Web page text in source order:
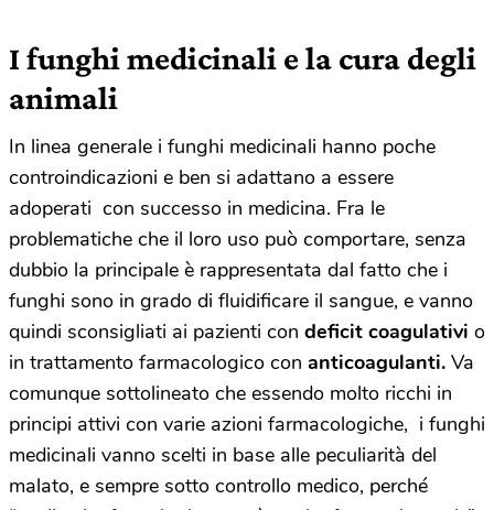
I funghi medicinali e la cura degli
animali
In linea generale i funghi medicinali hanno poche
controindicazioni e ben si adattano a essere
adoperati con successo in medicina. Fra le
problematiche che il loro uso può comportare, senza
dubbio la principale è rappresentata dal fatto che i
funghi sono in grado di fluidificare il sangue, e vanno
quindi sconsigliati ai pazienti con deficit coagulativi o
in trattamento farmacologico con anticoagulanti. Va
comunque sottolineato che essendo molto ricchi in
principi attivi con varie azioni farmacologiche, i funghi
medicinali vanno scelti in base alle peculiarità del
malato, e sempre sotto controllo medico, perché